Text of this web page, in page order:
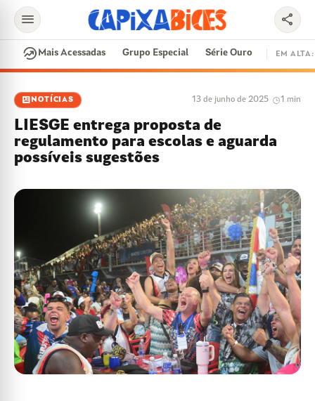
search
EM ALTA
DISPUTA DE SAMBA SAMBA-ENREDO
PARINTINS EVENTOS
menu share
whatshot Mais Acessadas Grupo Especial Série Ouro EM ALTA:
newsmode NOTÍCIAS 13 de junho de 2025· 1 min
LIESGE entrega proposta de
regulamento para escolas e aguarda
possíveis sugestões